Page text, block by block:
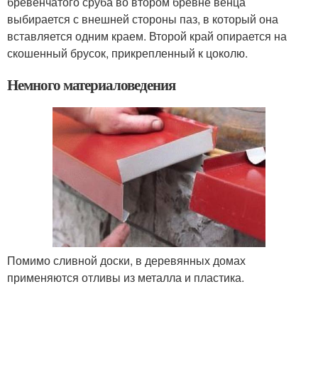
выбирается с внешней стороны паз, в который она
вставляется одним краем. Второй край опирается на
скошенный брусок, прикрепленный к цоколю.
Немного материаловедения
Помимо сливной доски, в деревянных домах
применяются отливы из металла и пластика.